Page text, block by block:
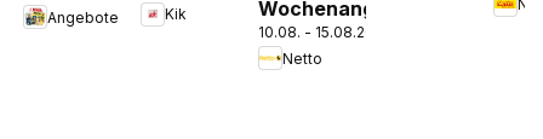
Chocolate
Angebote
Kik
Wochenangebote
10.08. - 15.08.2026
Netto